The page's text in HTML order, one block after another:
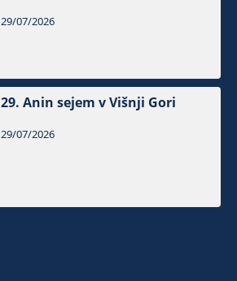
29/07/2026
29. Anin sejem v Višnji Gori
29/07/2026